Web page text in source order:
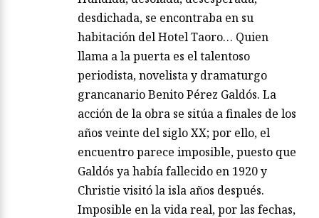
desdichada, se encontraba en su
habitación del Hotel Taoro… Quien
llama a la puerta es el talentoso
periodista, novelista y dramaturgo
grancanario Benito Pérez Galdós. La
acción de la obra se sitúa a finales de los
años veinte del siglo XX; por ello, el
encuentro parece imposible, puesto que
Galdós ya había fallecido en 1920 y
Christie visitó la isla años después.
Imposible en la vida real, por las fechas,